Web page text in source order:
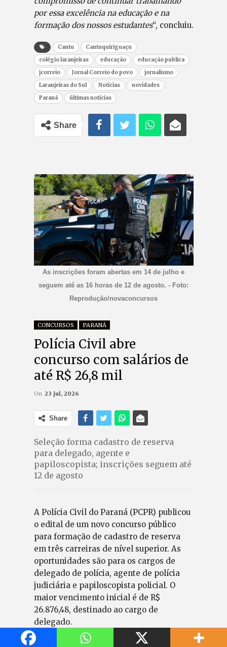
por essa excelência na educação e na
formação dos nossos estudantes“, concluiu.
Cantu
Cantuquiriguaçu
colégio laranjeiras
educação
educação publica
jcorreio
Jornal Correio do povo
jornalismo
Laranjeiras do Sul
Notícias
novidades
Paraná
últimas notícias
Share
As inscrições foram abertas em 14 de julho e
seguem até as 16 horas de 12 de agosto. - Foto:
Reprodução/novaconcursos
CONCURSOS PARANÁ
Polícia Civil abre
concurso com salários de
até R$ 26,8 mil
On 23 jul, 2026
Share
Seleção forma cadastro de reserva
para delegado, agente e
papiloscopista; inscrições seguem até
12 de agosto
A Polícia Civil do Paraná (PCPR) publicou
o edital de um novo concurso público
para formação de cadastro de reserva
em três carreiras de nível superior. As
oportunidades são para os cargos de
delegado de polícia, agente de polícia
judiciária e papiloscopista policial. O
maior vencimento inicial é de R$
26.876,48, destinado ao cargo de
delegado.
As inscrições foram abertas em 14 de